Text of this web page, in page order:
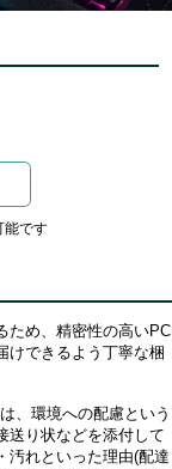
能です
ため、精密性の高いPC
けできるよう丁寧な梱
、環境への配慮という
送り状などを添付して
汚れといった理由(配達